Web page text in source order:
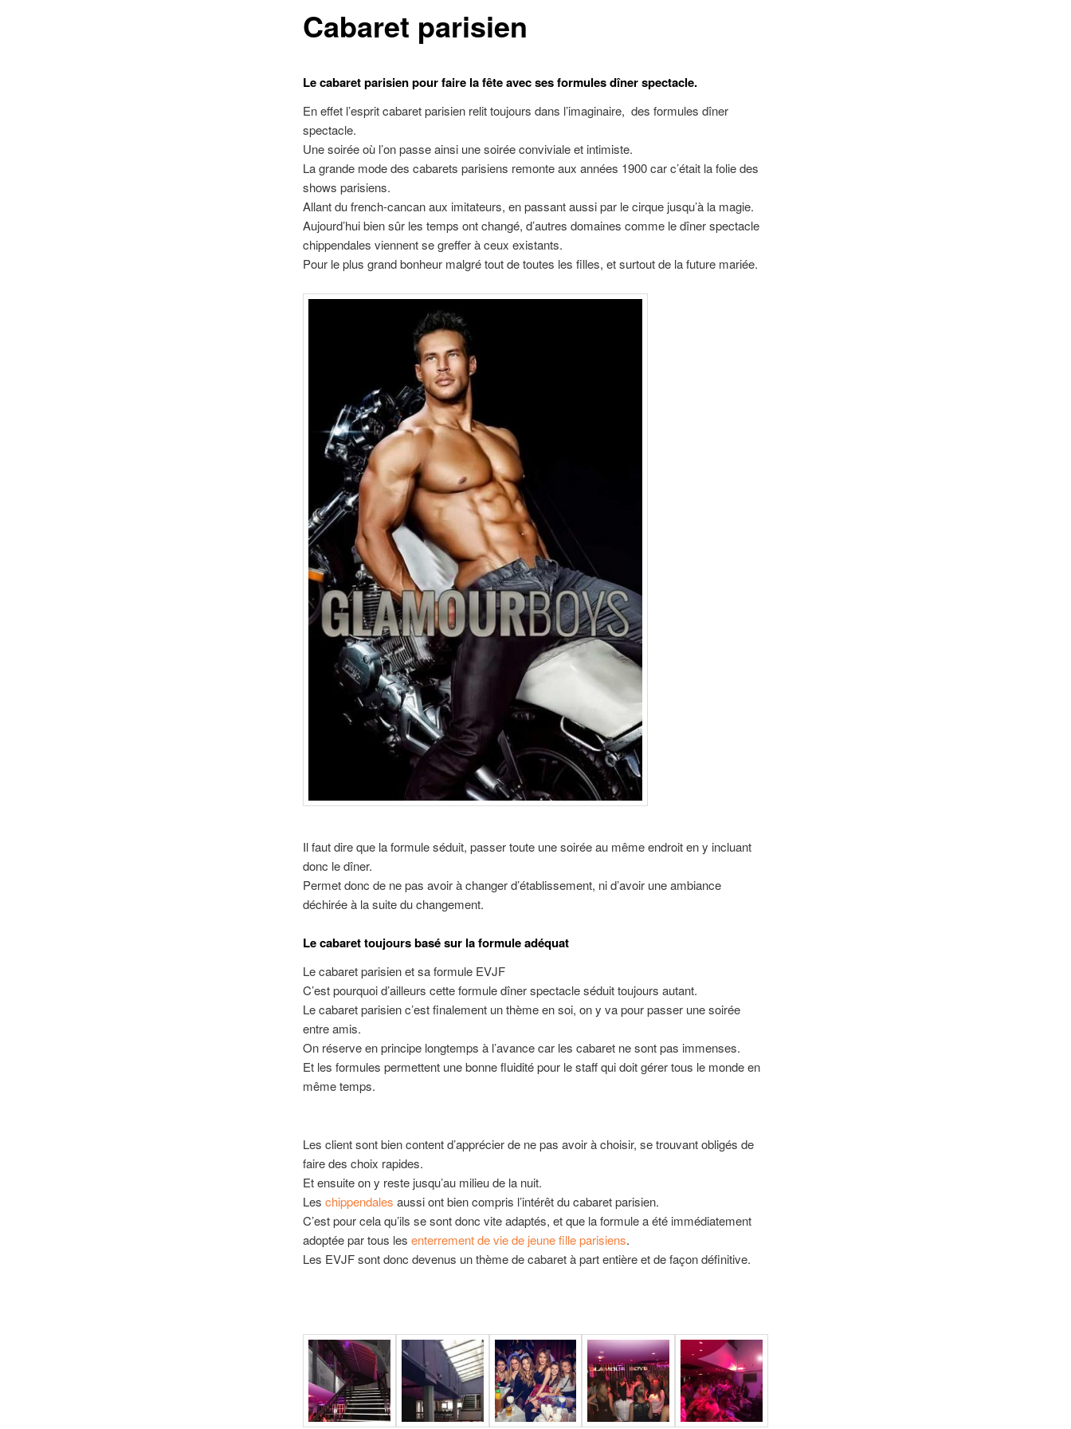
Cabaret parisien
Le cabaret parisien pour faire la fête avec ses formules dîner spectacle.
En effet l’esprit cabaret parisien relit toujours dans l’imaginaire, des formules dîner
spectacle.
Une soirée où l’on passe ainsi une soirée conviviale et intimiste.
La grande mode des cabarets parisiens remonte aux années 1900 car c’était la folie des
shows parisiens.
Allant du french-cancan aux imitateurs, en passant aussi par le cirque jusqu’à la magie.
Aujourd’hui bien sûr les temps ont changé, d’autres domaines comme le dîner spectacle
chippendales viennent se greffer à ceux existants.
Pour le plus grand bonheur malgré tout de toutes les filles, et surtout de la future mariée.
Il faut dire que la formule séduit, passer toute une soirée au même endroit en y incluant
donc le dîner.
Permet donc de ne pas avoir à changer d’établissement, ni d’avoir une ambiance
déchirée à la suite du changement.
Le cabaret toujours basé sur la formule adéquat
Le cabaret parisien et sa formule EVJF
C’est pourquoi d’ailleurs cette formule dîner spectacle séduit toujours autant.
Le cabaret parisien c’est finalement un thème en soi, on y va pour passer une soirée
entre amis.
On réserve en principe longtemps à l’avance car les cabaret ne sont pas immenses.
Et les formules permettent une bonne fluidité pour le staff qui doit gérer tous le monde en
même temps.
Les client sont bien content d’apprécier de ne pas avoir à choisir, se trouvant obligés de
faire des choix rapides.
Et ensuite on y reste jusqu’au milieu de la nuit.
Les chippendales aussi ont bien compris l’intérêt du cabaret parisien.
C’est pour cela qu’ils se sont donc vite adaptés, et que la formule a été immédiatement
adoptée par tous les enterrement de vie de jeune fille parisiens.
Les EVJF sont donc devenus un thème de cabaret à part entière et de façon définitive.